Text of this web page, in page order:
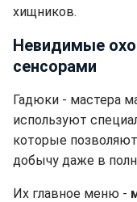
хищников.
Невидимые
сенсорами
Гадюки - мастера
используют
которые
добычу даже в
Их главное меню -